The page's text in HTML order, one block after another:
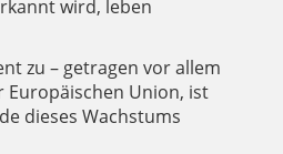
wird, leben
zu – getragen vor allem
Union, ist
dieses Wachstums